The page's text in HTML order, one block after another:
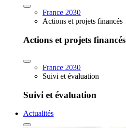
France 2030
Actions et projets financés
Actions et projets financés
France 2030
Suivi et évaluation
Suivi et évaluation
Actualités